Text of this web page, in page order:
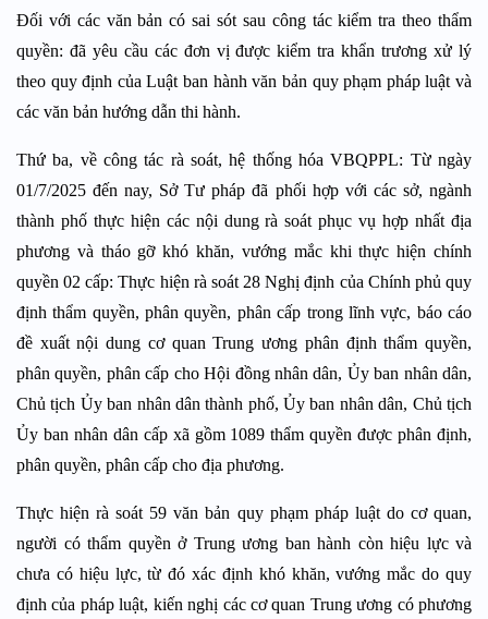
Đối với các văn bản có sai sót sau công tác kiểm tra theo thẩm
quyền: đã yêu cầu các đơn vị được kiểm tra khẩn trương xử lý
theo quy định của Luật ban hành văn bản quy phạm pháp luật và
các văn bản hướng dẫn thi hành.
Thứ ba, về công tác rà soát, hệ thống hóa VBQPPL: Từ ngày
01/7/2025 đến nay, Sở Tư pháp đã phối hợp với các sở, ngành
thành phố thực hiện các nội dung rà soát phục vụ hợp nhất địa
phương và tháo gỡ khó khăn, vướng mắc khi thực hiện chính
quyền 02 cấp: Thực hiện rà soát 28 Nghị định của Chính phủ quy
định thẩm quyền, phân quyền, phân cấp trong lĩnh vực, báo cáo
đề xuất nội dung cơ quan Trung ương phân định thẩm quyền,
phân quyền, phân cấp cho Hội đồng nhân dân, Ủy ban nhân dân,
Chủ tịch Ủy ban nhân dân thành phố, Ủy ban nhân dân, Chủ tịch
Ủy ban nhân dân cấp xã gồm 1089 thẩm quyền được phân định,
phân quyền, phân cấp cho địa phương.
Thực hiện rà soát 59 văn bản quy phạm pháp luật do cơ quan,
người có thẩm quyền ở Trung ương ban hành còn hiệu lực và
chưa có hiệu lực, từ đó xác định khó khăn, vướng mắc do quy
định của pháp luật, kiến nghị các cơ quan Trung ương có phương